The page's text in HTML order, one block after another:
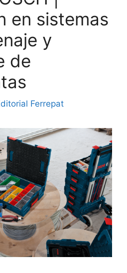
en sistemas
y
de
Ferrepat